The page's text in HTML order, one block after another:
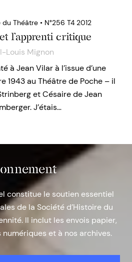
du Théâtre • N°256 T4 2012
l’apprenti critique
Louis Mignon
à Jean Vilar à l’issue d’une
1943 au Théâtre de Poche – il
et Césaire de Jean
J’étais…
constitue le soutien essentiel
de la Société d’Histoire du
Il inclut les envois papier,
numériques et à nos archives.